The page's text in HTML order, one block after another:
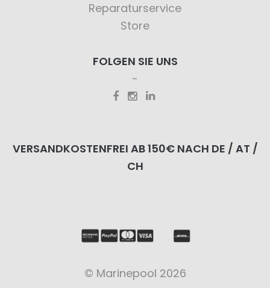
Reparaturservice
Store
FOLGEN SIE UNS
VERSANDKOSTENFREI AB 150€ NACH DE / AT /
CH
© Marinepool 2026